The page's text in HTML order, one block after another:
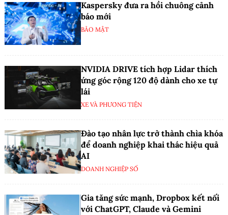
Kaspersky đưa ra hồi chuông cảnh
báo mới
BẢO MẬT
NVIDIA DRIVE tích hợp Lidar thích
ứng góc rộng 120 độ dành cho xe tự
lái
XE VÀ PHƯƠNG TIỆN
Đào tạo nhân lực trở thành chìa khóa
để doanh nghiệp khai thác hiệu quả
AI
DOANH NGHIỆP SỐ
Gia tăng sức mạnh, Dropbox kết nối
với ChatGPT, Claude và Gemini